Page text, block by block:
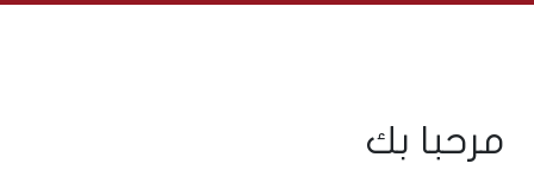
مرحبا بك